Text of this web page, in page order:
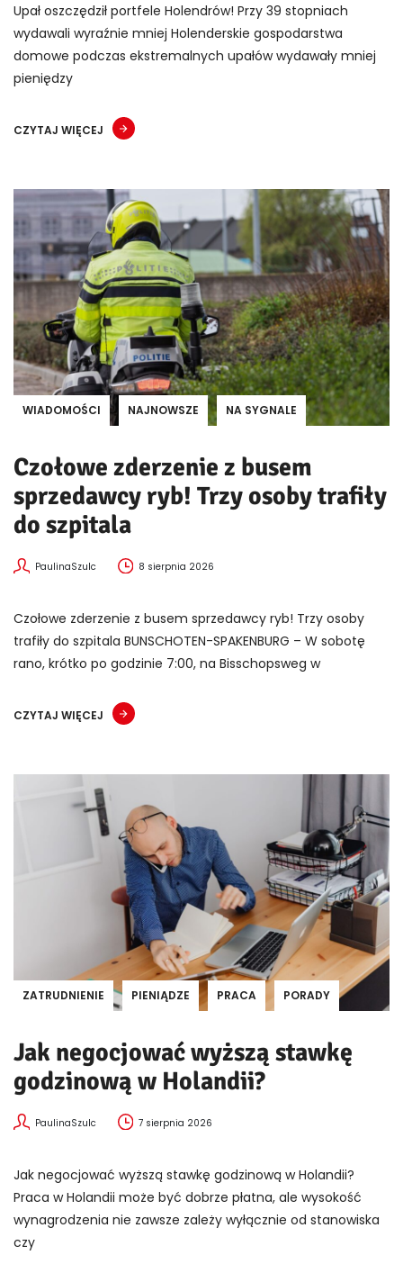
Upał oszczędził portfele Holendrów! Przy 39 stopniach
wydawali wyraźnie mniej Holenderskie gospodarstwa
domowe podczas ekstremalnych upałów wydawały mniej
pieniędzy
CZYTAJ WIĘCEJ
WIADOMOŚCI NAJNOWSZE NA SYGNALE
Czołowe zderzenie z busem
sprzedawcy ryb! Trzy osoby trafiły
do szpitala
PaulinaSzulc 8 sierpnia 2026
Czołowe zderzenie z busem sprzedawcy ryb! Trzy osoby
trafiły do szpitala BUNSCHOTEN-SPAKENBURG – W sobotę
rano, krótko po godzinie 7:00, na Bisschopsweg w
CZYTAJ WIĘCEJ
ZATRUDNIENIE PIENIĄDZE PRACA PORADY
Jak negocjować wyższą stawkę
godzinową w Holandii?
PaulinaSzulc 7 sierpnia 2026
Jak negocjować wyższą stawkę godzinową w Holandii?
Praca w Holandii może być dobrze płatna, ale wysokość
wynagrodzenia nie zawsze zależy wyłącznie od stanowiska
czy